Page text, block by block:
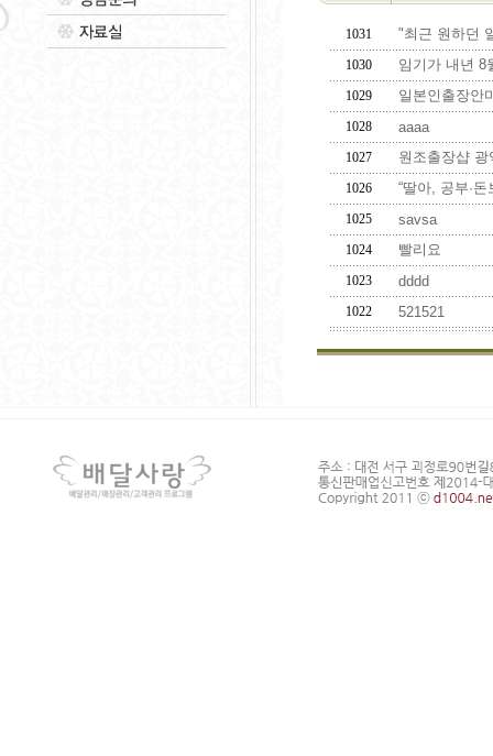
1031 "최근 원하던
1030 임기가 내년 8
1029 일본인출장안
1028 aaaa
1027 원조출장샵
1026 “딸아, 공부·
1025 savsa
1024 빨리요
1023 dddd
1022 521521